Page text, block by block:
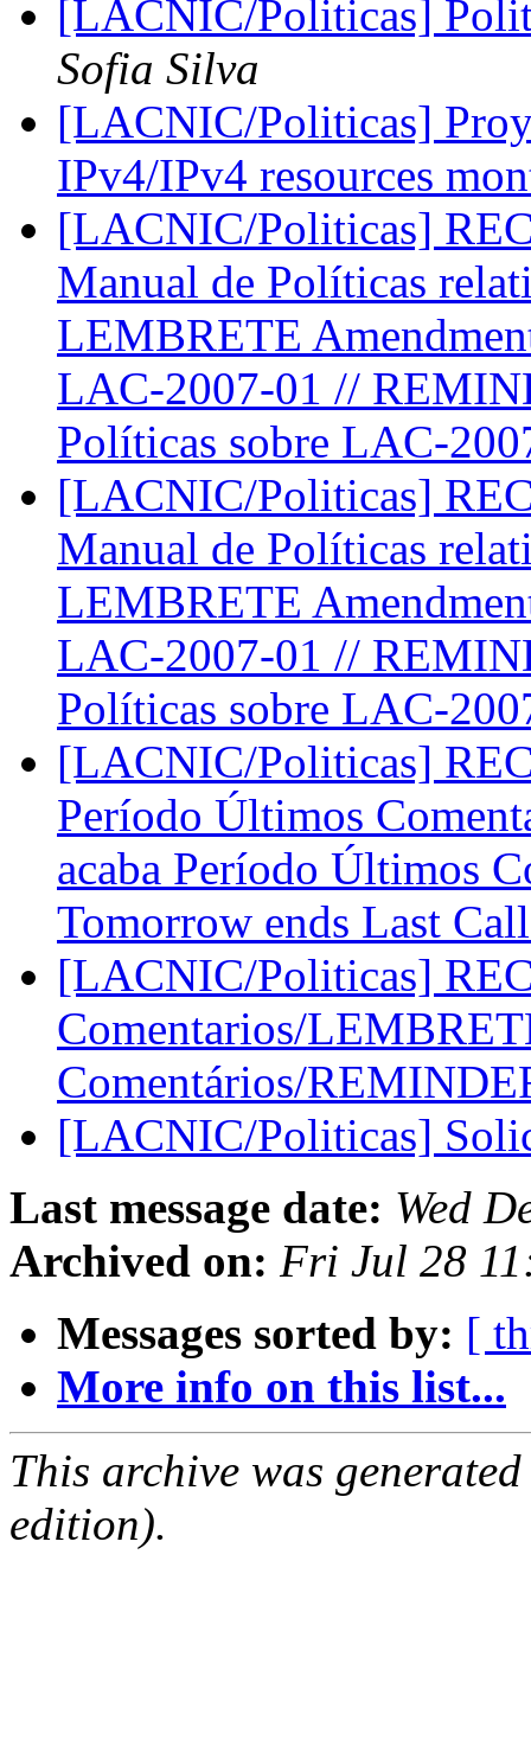
[LACNIC/Politicas]
Sofia Silva
[LACNIC/Politicas]
IPv4/IPv4 resources
[LACNIC/Politicas]
Manual de Políticas
LEMBRETE
LAC-2007-01 //
Políticas sobre LAC-
[LACNIC/Politicas]
Manual de Políticas
LEMBRETE
LAC-2007-01 //
Políticas sobre LAC-
[LACNIC/Politicas]
Período Últimos
acaba Período Últimos
Tomorrow ends Last
[LACNIC/Politicas]
Comentarios/
Comentários/
[LACNIC/Politicas]
Last message date: Wed
Archived on: Fri Jul 28
Messages sorted by: [
More info on this list...
This archive was
edition).